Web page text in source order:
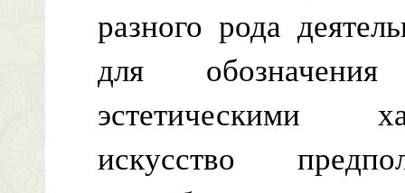
разного рода
для
эстетическими
искусство